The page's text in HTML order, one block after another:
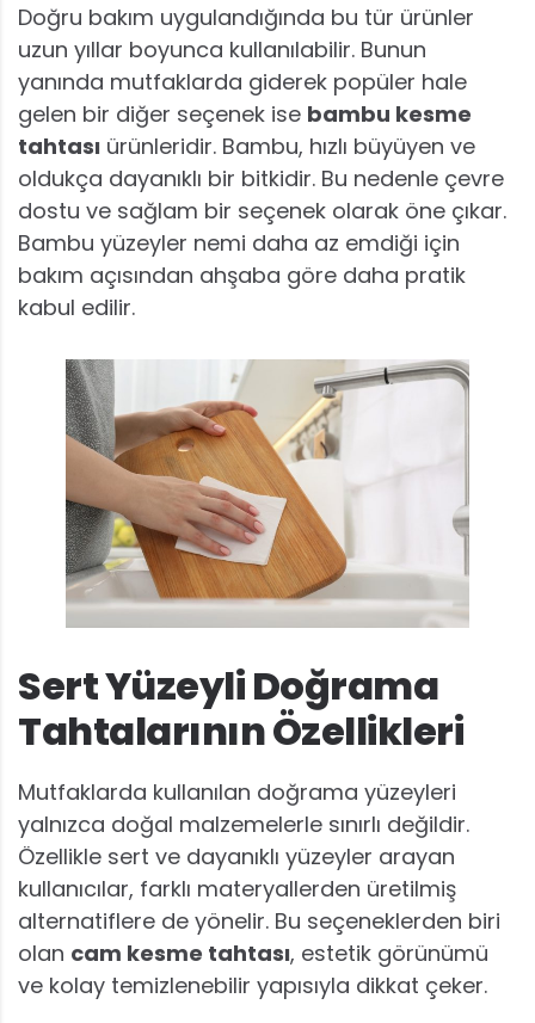
Doğru bakım uygulandığında bu tür ürünler
uzun yıllar boyunca kullanılabilir. Bunun
yanında mutfaklarda giderek popüler hale
gelen bir diğer seçenek ise bambu kesme
tahtası ürünleridir. Bambu, hızlı büyüyen ve
oldukça dayanıklı bir bitkidir. Bu nedenle çevre
dostu ve sağlam bir seçenek olarak öne çıkar.
Bambu yüzeyler nemi daha az emdiği için
bakım açısından ahşaba göre daha pratik
kabul edilir.
Sert Yüzeyli Doğrama
Tahtalarının Özellikleri
Mutfaklarda kullanılan doğrama yüzeyleri
yalnızca doğal malzemelerle sınırlı değildir.
Özellikle sert ve dayanıklı yüzeyler arayan
kullanıcılar, farklı materyallerden üretilmiş
alternatiflere de yönelir. Bu seçeneklerden biri
olan cam kesme tahtası, estetik görünümü
ve kolay temizlenebilir yapısıyla dikkat çeker.